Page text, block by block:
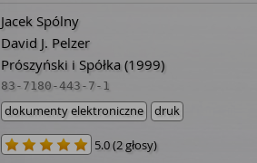
Jacek Spólny
David J. Pelzer
Prószyński i Spółka (1999)
83-7180-443-7-1
dokumenty elektroniczne druk
5.0(2 głosy)